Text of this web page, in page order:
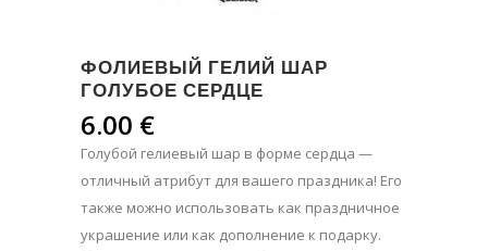
ФОЛИЕВЫЙ ГЕЛИЙ ШАР
ГОЛУБОЕ СЕРДЦЕ
6.00 €
Голубой гелиевый шар в форме сердца —
отличный атрибут для вашего праздника! Его
также можно использовать как праздничное
украшение или как дополнение к подарку.